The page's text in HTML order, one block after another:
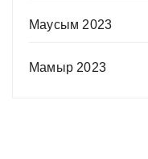
Маусым 2023
Мамыр 2023